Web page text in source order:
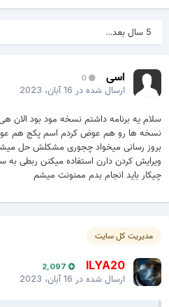
اسی
ارسال شده در16 آبان، 2023
یه برنامه داشتم نسخه مود بود الان هی
ها رو هم عوض کردم اسم پکج هم عوض
رسانی میخواد چجوری مشکلش حل میشه
کردن دارن استفاده میکنن ربطی به
باید انجام بدم ممنونت میشم
مدیریت کل سایت
ILYA20
ارسال شده در16 آبان، 2023